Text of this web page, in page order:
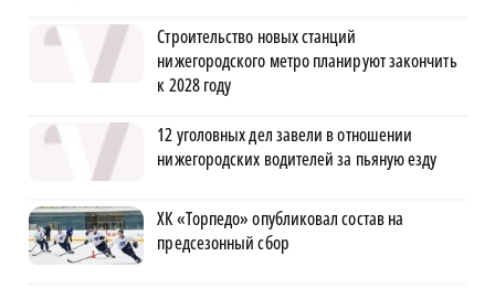
Строительство новых станций
нижегородского метро планируют закончить
к 2028 году
12 уголовных дел завели в отношении
нижегородских водителей за пьяную езду
ХК «Торпедо» опубликовал состав на
предсезонный сбор